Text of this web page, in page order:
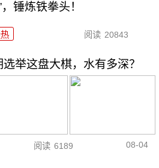
，锤炼铁拳头！
阅读 20843
举这盘大棋，水有多深？
阅读 6189 08-04